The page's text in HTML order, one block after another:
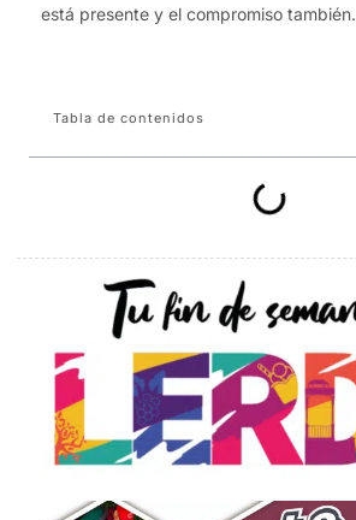
está presente y el compromiso también.
Tabla de contenidos